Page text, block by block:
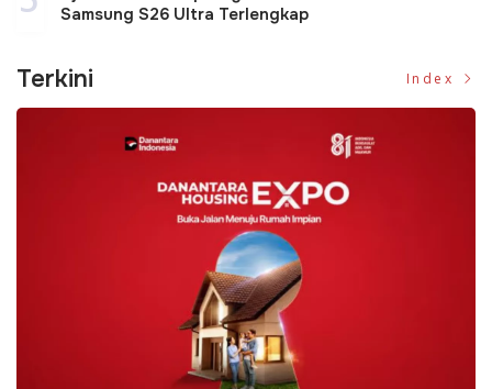
Samsung S26 Ultra Terlengkap
Terkini Index